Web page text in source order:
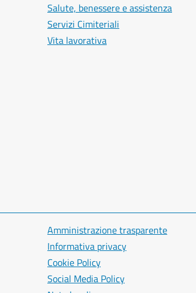
Salute, benessere e assistenza
Servizi Cimiteriali
Vita lavorativa
Amministrazione trasparente
Informativa privacy
Cookie Policy
Social Media Policy